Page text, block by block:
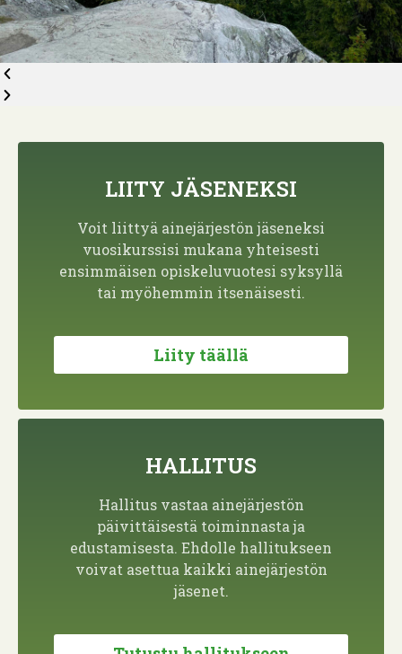
LIITY JÄSENEKSI
Voit liittyä ainejärjestön jäseneksi
vuosikurssisi mukana yhteisesti
ensimmäisen opiskeluvuotesi syksyllä
tai myöhemmin itsenäisesti.
Liity täällä
HALLITUS
Hallitus vastaa ainejärjestön
päivittäisestä toiminnasta ja
edustamisesta. Ehdolle hallitukseen
voivat asettua kaikki ainejärjestön
jäsenet.